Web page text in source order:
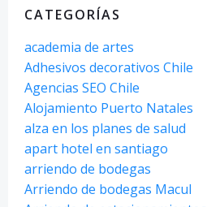
CATEGORÍAS
academia de artes
Adhesivos decorativos Chile
Agencias SEO Chile
Alojamiento Puerto Natales
alza en los planes de salud
apart hotel en santiago
arriendo de bodegas
Arriendo de bodegas Macul